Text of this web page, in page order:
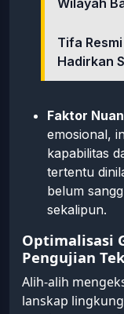
Wilayah
Tifa
Hadirkan
Faktor
emosional,
kapabilitas
tertentu
belum
sekalipun.
Optimalisasi
Pengujian
Alih-alih
lanskap